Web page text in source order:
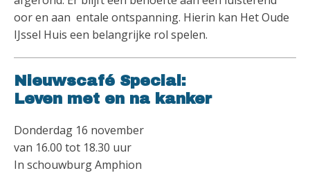
oor en aan entale ontspanning. Hierin kan Het Oude
IJssel Huis een belangrijke rol spelen.
Nieuwscafé Special:
Leven met en na kanker
Donderdag 16 november
van 16.00 tot 18.30 uur
In schouwburg Amphion